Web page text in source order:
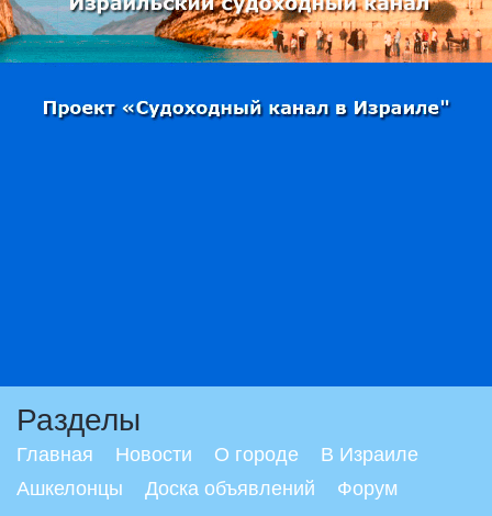
Разделы
Главная Новости О городе
В Израиле
Ашкелонцы
Доска объявлений Форум